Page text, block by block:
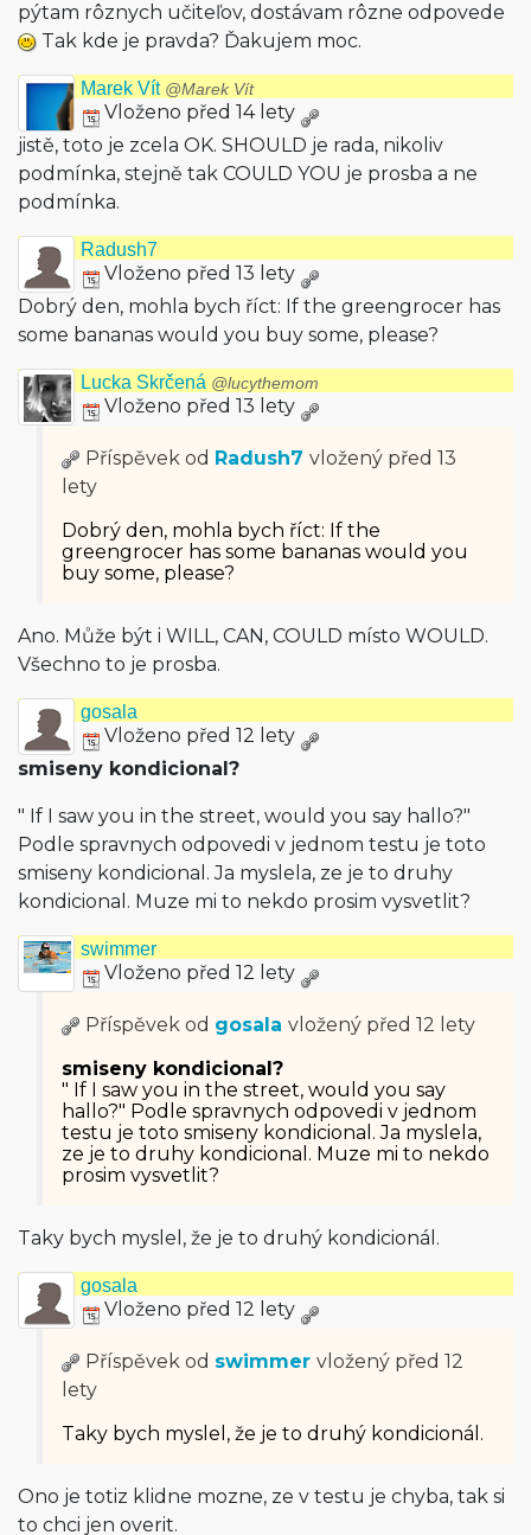
pýtam rôznych učiteľov, dostávam rôzne odpovede
Tak kde je pravda? Ďakujem moc.
Marek Vít @Marek Vít
Vloženo před 14 lety
jistě, toto je zcela OK. SHOULD je rada, nikoliv
podmínka, stejně tak COULD YOU je prosba a ne
podmínka.
Radush7
Vloženo před 13 lety
Dobrý den, mohla bych říct: If the greengrocer has
some bananas would you buy some, please?
Lucka Skrčená @lucythemom
Vloženo před 13 lety
Příspěvek od Radush7 vložený před 13
lety
Dobrý den, mohla bych říct: If the
greengrocer has some bananas would you
buy some, please?
Ano. Může být i WILL, CAN, COULD místo WOULD.
Všechno to je prosba.
gosala
Vloženo před 12 lety
smiseny kondicional?
" If I saw you in the street, would you say hallo?"
Podle spravnych odpovedi v jednom testu je toto
smiseny kondicional. Ja myslela, ze je to druhy
kondicional. Muze mi to nekdo prosim vysvetlit?
swimmer
Vloženo před 12 lety
Příspěvek od gosala vložený před 12 lety
smiseny kondicional?
" If I saw you in the street, would you say
hallo?" Podle spravnych odpovedi v jednom
testu je toto smiseny kondicional. Ja myslela,
ze je to druhy kondicional. Muze mi to nekdo
prosim vysvetlit?
Taky bych myslel, že je to druhý kondicionál.
gosala
Vloženo před 12 lety
Příspěvek od swimmer vložený před 12
lety
Taky bych myslel, že je to druhý kondicionál.
Ono je totiz klidne mozne, ze v testu je chyba, tak si
to chci jen overit.